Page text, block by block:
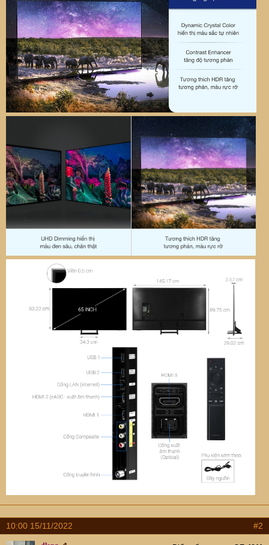
10:00 15/11/2022 #2